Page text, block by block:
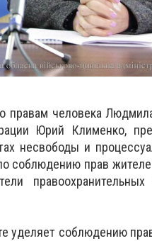
правам человека
Юрий Клименко,
несвободы и
соблюдению прав
уделяет соблюдению